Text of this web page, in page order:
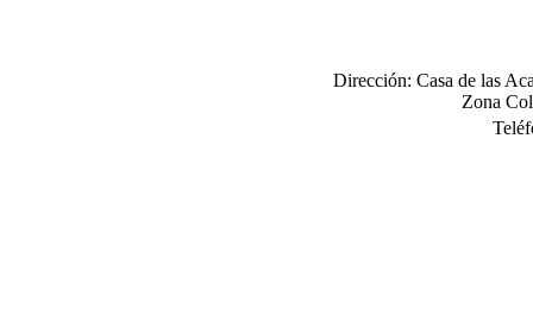
Dirección: Casa de las
Zona